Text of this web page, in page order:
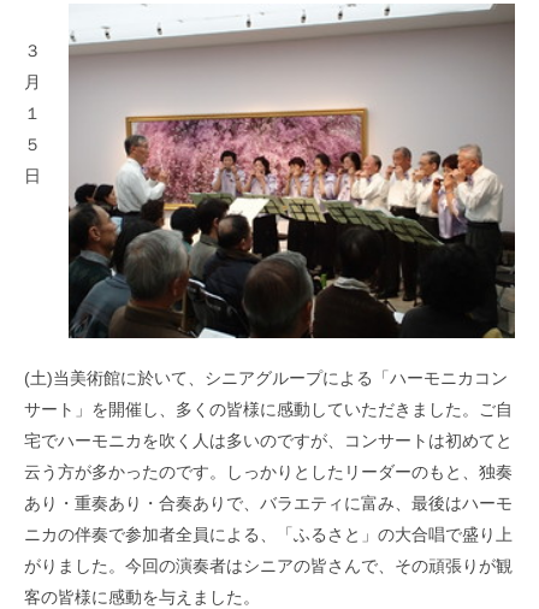
３
月
１
５
日
(土)当美術館に於いて、シニアグループによる「ハーモニカコン
サート」を開催し、多くの皆様に感動していただきました。ご自
宅でハーモニカを吹く人は多いのですが、コンサートは初めてと
云う方が多かったのです。しっかりとしたリーダーのもと、独奏
あり・重奏あり・合奏ありで、バラエティに富み、最後はハーモ
ニカの伴奏で参加者全員による、「ふるさと」の大合唱で盛り上
がりました。今回の演奏者はシニアの皆さんで、その頑張りが観
客の皆様に感動を与えました。